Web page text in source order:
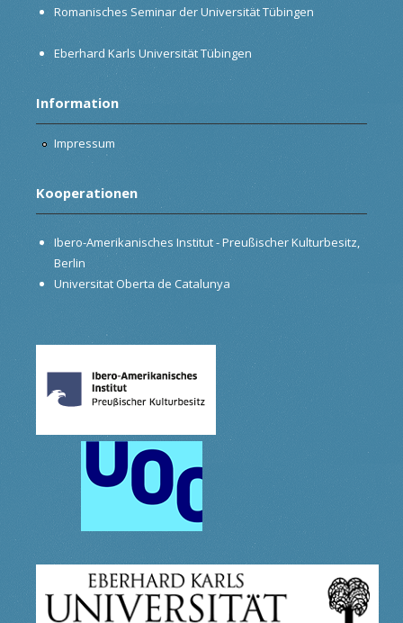
Romanisches Seminar der Universität Tübingen
Eberhard Karls Universität Tübingen
Information
Impressum
Kooperationen
Ibero-Amerikanisches Institut - Preußischer Kulturbesitz,
Berlin
Universitat Oberta de Catalunya